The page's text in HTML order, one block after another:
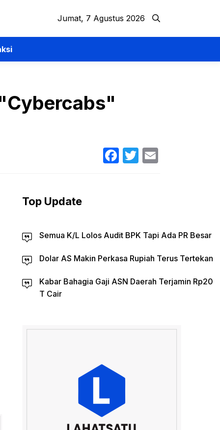
Jumat, 7 Agustus 2026
Facebook
Twitter
Top Update
Semua K/L Lolos Audit BPK Tapi Ada PR Besar
Dolar AS Makin Perkasa Rupiah Terus Tertekan
Kabar Bahagia Gaji ASN Daerah Terjamin Rp20
T Cair